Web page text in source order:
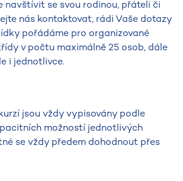
navštívit se svou rodinou, přáteli či
nás kontaktovat, rádi Vaše dotazy
pořádáme pro organizované
v počtu maximálně 25 osob, dále
i jednotlivce.
jsou vždy vypisovány podle
možností jednotlivých
se vždy předem dohodnout přes